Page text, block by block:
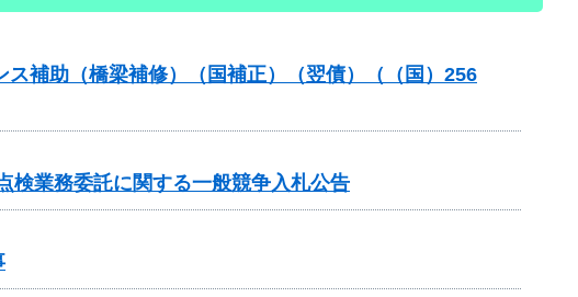
補助（橋梁補修）（国補正）（翌債）（（国）256
業務委託に関する一般競争入札公告